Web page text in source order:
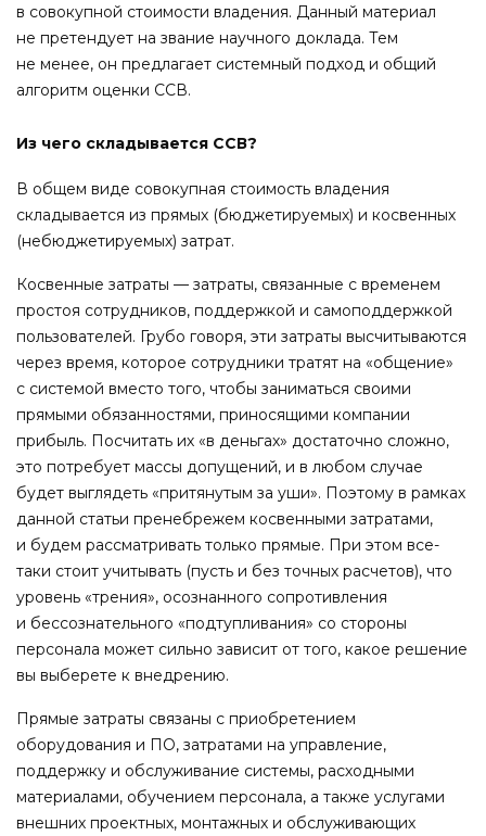
в совокупной стоимости владения. Данный материал
не претендует на звание научного доклада. Тем
не менее, он предлагает системный подход и общий
алгоритм оценки ССВ.
Из чего складывается ССВ?
В общем виде совокупная стоимость владения
складывается из прямых (бюджетируемых) и косвенных
(небюджетируемых) затрат.
Косвенные затраты — затраты, связанные с временем
простоя сотрудников, поддержкой и самоподдержкой
пользователей. Грубо говоря, эти затраты высчитываются
через время, которое сотрудники тратят на «общение»
с системой вместо того, чтобы заниматься своими
прямыми обязанностями, приносящими компании
прибыль. Посчитать их «в деньгах» достаточно сложно,
это потребует массы допущений, и в любом случае
будет выглядеть «притянутым за уши». Поэтому в рамках
данной статьи пренебрежем косвенными затратами,
и будем рассматривать только прямые. При этом все-
таки стоит учитывать (пусть и без точных расчетов), что
уровень «трения», осознанного сопротивления
и бессознательного «подтупливания» со стороны
персонала может сильно зависит от того, какое решение
вы выберете к внедрению.
Прямые затраты связаны с приобретением
оборудования и ПО, затратами на управление,
поддержку и обслуживание системы, расходными
материалами, обучением персонала, а также услугами
внешних проектных, монтажных и обслуживающих